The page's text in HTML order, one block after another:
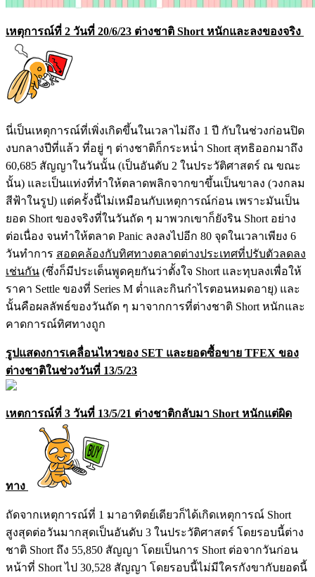
เหตุการณ์ที่ 2 วันที่ 20/6/23 ต่างชาติ Short หนักและลงของจริง
นี่เป็นเหตุการณ์ที่เพิ่งเกิดขึ้นในเวลาไม่ถึง 1 ปี กับในช่วงก่อนปิด
งบกลางปีที่แล้ว ที่อยู่ ๆ ต่างชาติก็กระหน่ำ Short สุทธิออกมาถึง
60,685 สัญญาในวันนั้น (เป็นอันดับ 2 ในประวัติศาสตร์ ณ ขณะ
นั้น) และเป็นแท่งที่ทำให้ตลาดพลิกจากขาขึ้นเป็นขาลง (วงกลม
สีฟ้าในรูป) แต่ครั้งนี้ไม่เหมือนกับเหตุการณ์ก่อน เพราะมันเป็น
ยอด Short ของจริงที่ในวันถัด ๆ มาพวกเขาก็ยังริน Short อย่าง
ต่อเนื่อง จนทำให้ตลาด Panic ลงลงไปอีก 80 จุดในเวลาเพียง 6
วันทำการ สอดคล้องกับทิศทางตลาดต่างประเทศที่ปรับตัวลดลง
เช่นกัน (ซึ่งก็มีประเด็นพูดคุยกันว่าตั้งใจ Short และทุบลงเพื่อให้
ราคา Settle ของที่ Series M ต่ำและกินกำไรตอนหมดอายุ) และ
นั้นคือผลลัพธ์ของวันถัด ๆ มาจากการที่ต่างชาติ Short หนักและ
คาดการณ์ทิศทางถูก
รูปแสดงการเคลื่อนไหวของ SET และยอดซื้อขาย TFEX ของ
ต่างชาติในช่วงวันที่ 13/5/23
เหตการณ์ที่ 3 วันที่ 13/5/21 ต่างชาติกลับมา Short หนักแต่ผิด
ทาง
ถัดจากเหตุการณ์ที่ 1 มาอาทิตย์เดียวก็ได้เกิดเหตุการณ์ Short
สูงสุดต่อวันมากสุดเป็นอันดับ 3 ในประวัติศาสตร์ โดยรอบนี้ต่าง
ชาติ Short ถึง 55,850 สัญญา โดยเป็นการ Short ต่อจากวันก่อน
หน้าที่ Short ไป 30,528 สัญญา โดยรอบนี้ไม่มีใครกังขากับยอดนี้